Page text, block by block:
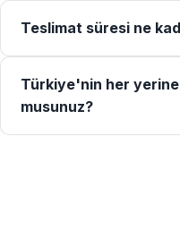
Teslimat süresi ne
Türkiye'nin her
musunuz?